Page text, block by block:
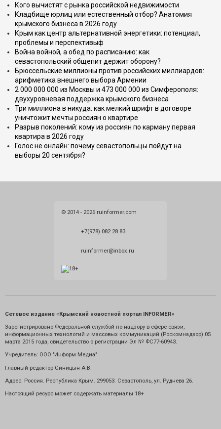
Кого вычистят с рынка российской недвижимости
Кладбище юрлиц или естественный отбор? Анатомия
крымского бизнеса в 2026 году
Крым как центр альтернативной энергетики: потенциал,
проблемы и перспективыф
Война войной, а обед по расписанию: как
севастопольский общепит держит оборону?
Брюссельские миллионы против российских миллиардов:
арифметика внешнего выбора Армении
2 000 000 000 из Москвы и 473 000 000 из Симферополя:
двухуровневая поддержка крымского бизнеса
Три миллиона в никуда: как мелкий шрифт в договоре
уничтожит мечты россиян о квартире
Разрыв поколений: кому из россиян по карману первая
квартира в 2026 году
Голос не онлайн: почему севастопольцы пойдут на
выборы 20 сентября?
© 2014 - 2026 ruinformer.com
+7(978) 082 28 83
ruinformer@inbox.ru
Сетевое издание «Крымский новостной портал INFORMER»
Зарегистрировано Федеральной службой по надзору в сфере связи,
информационных технологий и массовых коммуникаций (Роскомнадзор) 05
марта 2015 года, свидетельство о регистрации Эл № ФС77-60943.
Учредитель: ООО "Информ Медиа"
Главный редактор Синицын А.В.
Адрес: Россия. Республика Крым. 299053. Севастополь, ул. Руднева 26.
Настоящий ресурс может содержать материалы 18+